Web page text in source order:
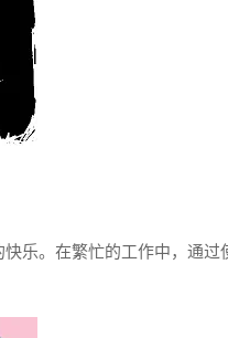
乐。在繁忙的工作中，通